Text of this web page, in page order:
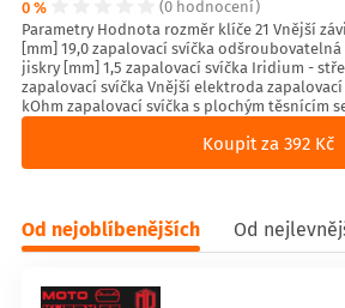
0 %
(0 hodnocení)
Parametry Hodnota rozměr klíče 21 Vnější
[mm] 19,0 zapalovací svíčka
jiskry [mm] 1,5 zapalovací svíčka Iridium -
zapalovací svíčka Vnější elektroda
kOhm zapalovací svíčka s plochým těsnícím
Koupit za 392 Kč
Od nejoblíbenějších Od